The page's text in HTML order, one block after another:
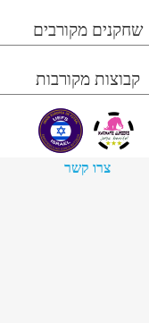
שחקנים מקורבים
קבוצות מקורבות
צרו קשר